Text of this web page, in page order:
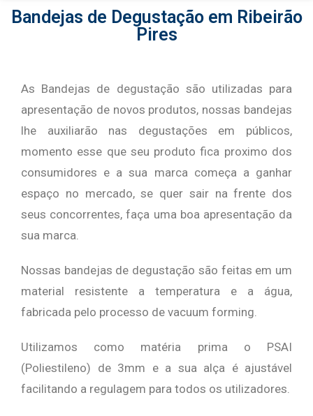
Bandejas de Degustação em Ribeirão
Pires
As Bandejas de degustação são utilizadas para
apresentação de novos produtos, nossas bandejas
lhe auxiliarão nas degustações em públicos,
momento esse que seu produto fica proximo dos
consumidores e a sua marca começa a ganhar
espaço no mercado, se quer sair na frente dos
seus concorrentes, faça uma boa apresentação da
sua marca.
Nossas bandejas de degustação são feitas em um
material resistente a temperatura e a água,
fabricada pelo processo de vacuum forming.
Utilizamos como matéria prima o PSAI
(Poliestileno) de 3mm e a sua alça é ajustável
facilitando a regulagem para todos os utilizadores.